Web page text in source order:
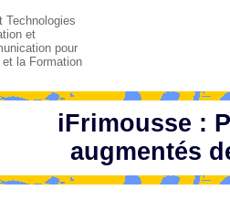
Technologies
et
pour
et la Formation
iFrimousse :
augmentés